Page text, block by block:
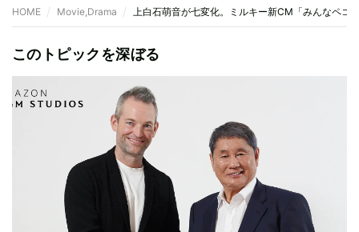
HOME Movie,Drama 上白石萌音が七変化。ミルキー新CM「みんなペコ
このトピックを深ぼる